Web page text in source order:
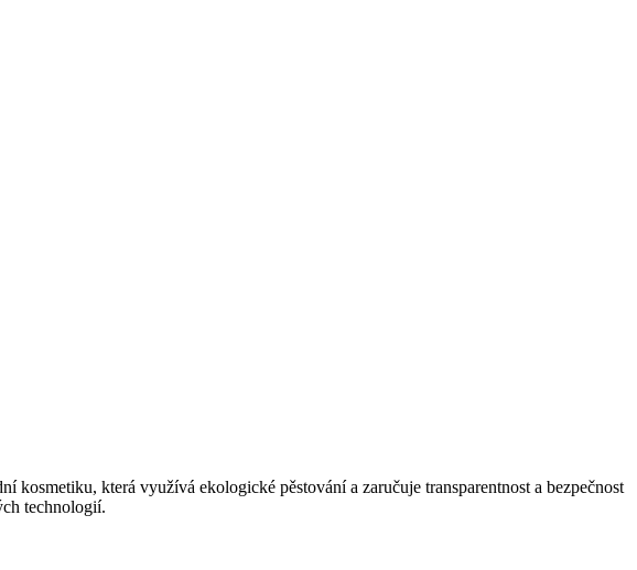
která využívá ekologické pěstování a zaručuje transparentnost a bezpečnost
technologií.